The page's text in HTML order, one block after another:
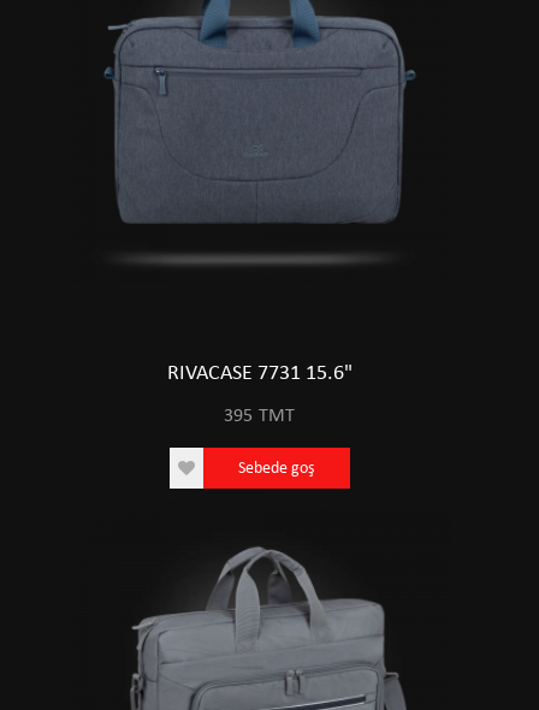
RIVACASE 7731 15.6"
395 TMT
Sebede goş